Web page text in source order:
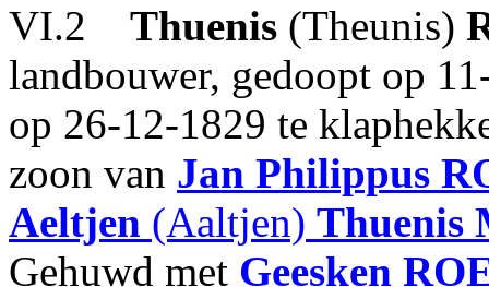
VI.2 Thuenis (Theunis)
landbouwer, gedoopt op
op 26-12-1829 te
zoon van Jan Philippus
Aeltjen (Aaltjen) Thuenis
Gehuwd met Geesken